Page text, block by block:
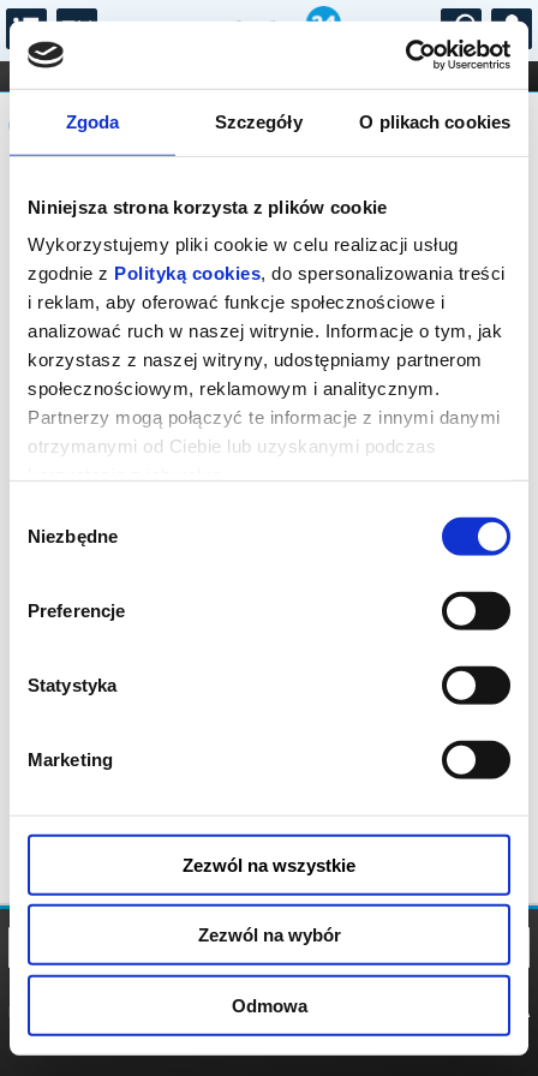
Zgoda Szczegóły O plikach cookies
Niniejsza strona korzysta z plików cookie
Wykorzystujemy pliki cookie w celu realizacji usług
zgodnie z Polityką cookies, do spersonalizowania treści
i reklam, aby oferować funkcje społecznościowe i
analizować ruch w naszej witrynie. Informacje o tym, jak
korzystasz z naszej witryny, udostępniamy partnerom
społecznościowym, reklamowym i analitycznym.
Partnerzy mogą połączyć te informacje z innymi danymi
otrzymanymi od Ciebie lub uzyskanymi podczas
zgody
Niezbędne
Preferencje
Statystyka
Marketing
Zezwól na wszystkie
Zezwól na wybór
Odmowa
...
FILHARMONIA OPERA I BALET
STAND-UP
DLA DZIECI
Komunikat
Sprzedaż biletów on-line na wydarzenie
została zakończona.
POLITYKA
POLITYKA